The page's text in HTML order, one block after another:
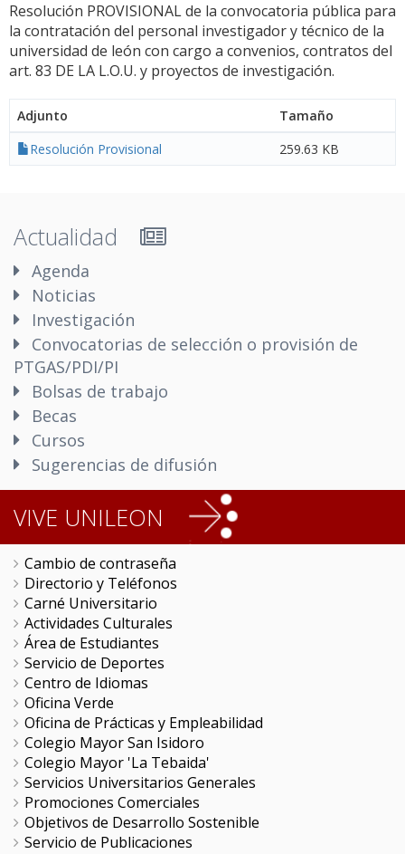
Resolución PROVISIONAL de la convocatoria pública para
la contratación del personal investigador y técnico de la
universidad de león con cargo a convenios, contratos del
art. 83 DE LA L.O.U. y proyectos de investigación.
Adjunto
Tamaño
Resolución Provisional
259.63 KB
Actualidad
Agenda
Noticias
Investigación
Convocatorias de selección o provisión de
PTGAS/PDI/PI
Bolsas de trabajo
Becas
Cursos
Sugerencias de difusión
VIVE UNILEON
Cambio de contraseña
Directorio y Teléfonos
Carné Universitario
Actividades Culturales
Área de Estudiantes
Servicio de Deportes
Centro de Idiomas
Oficina Verde
Oficina de Prácticas y Empleabilidad
Colegio Mayor San Isidoro
Colegio Mayor 'La Tebaida'
Servicios Universitarios Generales
Promociones Comerciales
Objetivos de Desarrollo Sostenible
Servicio de Publicaciones